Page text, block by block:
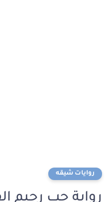
روايات شيقه
رواية حب رحيم